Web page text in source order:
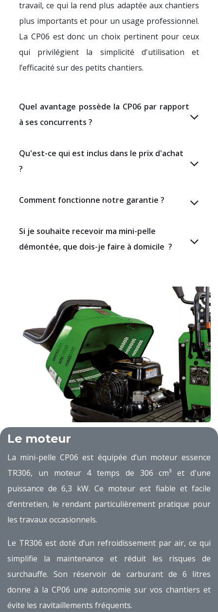
travail, ce qui la rend plus adaptée aux chantiers
plus importants et pour un usage professionnel.
La CP06 est donc un choix pertinent pour ceux
qui privilégient la simplicité d'utilisation et
l’efficacité sur des petits chantiers.
Quel avantage possède la CP06 par rapport
à ses concurrents ?
Qu'est-ce qui est inclus dans le prix d'achat
?
Comment fonctionne notre garantie ?
Si je souhaite recevoir ma mini-pelle
démontée, que dois-je faire à domicile ?
Le moteur
La mini-pelle CP06 est équipée d’un moteur essence
TR306, un moteur 4 temps de 306 cm³ et d'une
puissance de 6,3 kW. Ce moteur est fiable et facile
d’entretien, le rendant particulièrement pratique pour
les travaux occasionnels.
Le TR306 est doté d’un refroidissement par air, ce qui
simplifie la maintenance et réduit les risques de
surchauffe. Son réservoir de carburant de 6 litres
donne à la CP06 une autonomie sur vos chantiers et
évite les ravitaillements fréquents.